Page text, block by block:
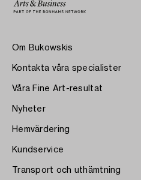
Om Bukowskis
Kontakta våra specialister
Våra Fine Art-resultat
Nyheter
Hemvärdering
Kundservice
Transport och uthämtning